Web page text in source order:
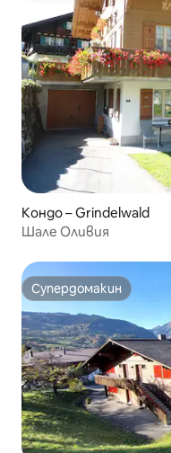
Кондо – Grindelwald
Шале Оливия
Супердомакин
Супердомакин